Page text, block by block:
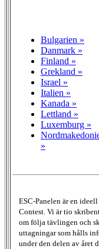
Bulgarien »
Danmark »
Finland »
Grekland »
Israel »
Italien »
Kanada »
Lettland »
Luxemburg »
»
ESC-Panelen är en
Contest. Vi är tio
om följa tävlingen och
uttagningar som hålls
under den delen av året